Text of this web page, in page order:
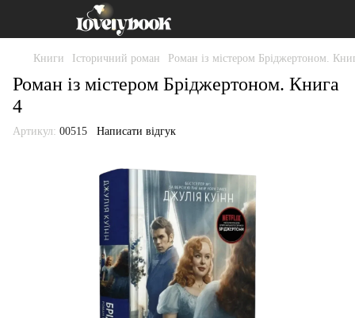
Книги Історичний роман Роман із містером Бріджертоном.
Роман із містером Бріджертоном. Книга
4
Артикул: 00515 Написати відгук